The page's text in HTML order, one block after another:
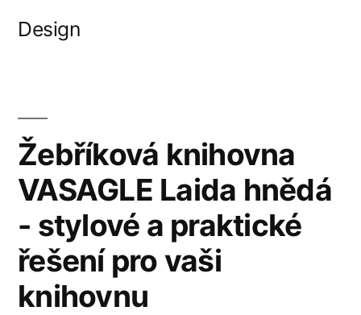
Design
Žebříková knihovna
VASAGLE Laida hnědá
- stylové a praktické
řešení pro vaši
knihovnu